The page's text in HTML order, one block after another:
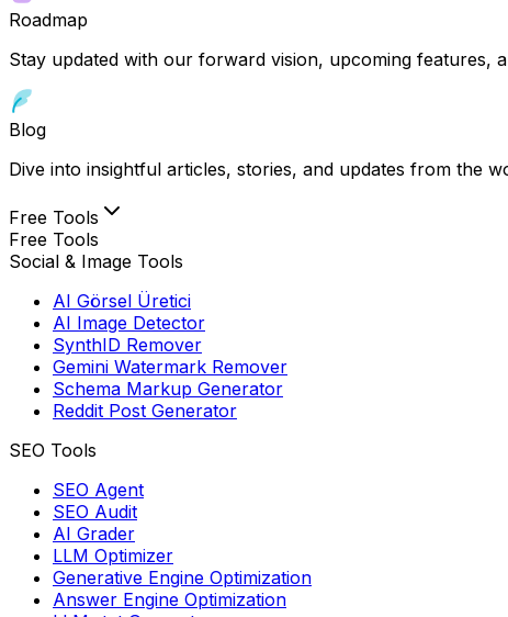
Roadmap
Stay updated with our forward vision, upcoming features,
Blog
Dive into insightful articles, stories, and updates from the
Free Tools
Free Tools
Social & Image Tools
AI Görsel Üretici
AI Image Detector
SynthID Remover
Gemini Watermark Remover
Schema Markup Generator
Reddit Post Generator
SEO Tools
SEO Agent
SEO Audit
AI Grader
LLM Optimizer
Generative Engine Optimization
Answer Engine Optimization